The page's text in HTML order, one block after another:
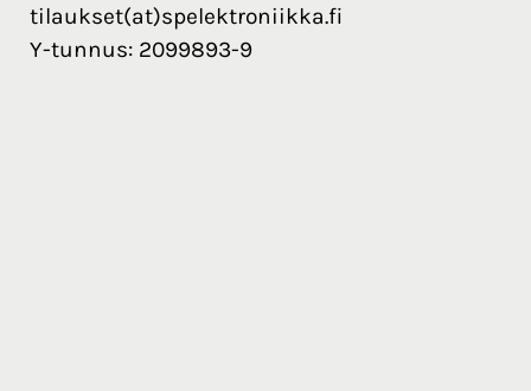
tilaukset(at)spelektroniikka.fi
Y-tunnus: 2099893-9